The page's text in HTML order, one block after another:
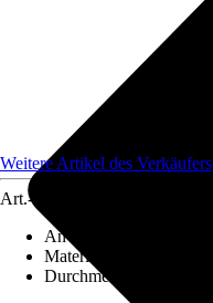
Weitere Artikel des Verkäufers
Art.-Nr.
Anwendung
Materialspezifizierung
Durchmesser (von - bis)